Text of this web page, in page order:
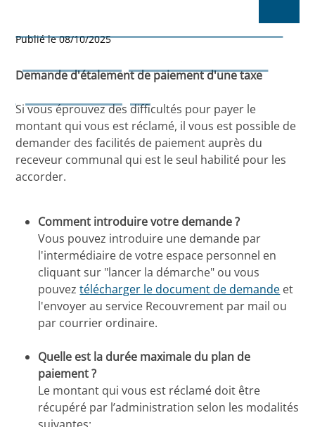
Demande d'étalement de
Publié le 08/10/2025
Demande d'étalement de paiement d'une taxe
Si vous éprouvez des difficultés pour payer le
montant qui vous est réclamé, il vous est possible de
demander des facilités de paiement auprès du
receveur communal qui est le seul habilité pour les
accorder.
Comment introduire votre demande ?
Vous pouvez introduire une demande par
l'intermédiaire de votre espace personnel en
cliquant sur "lancer la démarche" ou vous
pouveztélécharger le document de demande et
l'envoyer au service Recouvrement par mail ou
par courrier ordinaire.
Quelle est la durée maximale du plan de
paiement ?
Le montant qui vous est réclamé doit être
récupéré par l’administration selon les modalités